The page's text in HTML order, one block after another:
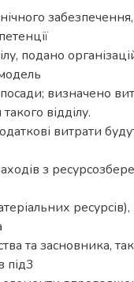
подано
визначено
відділу.
витрати
з
та засновника,
під3